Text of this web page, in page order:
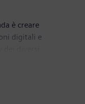
è creare
digitali e
Siemens
nel